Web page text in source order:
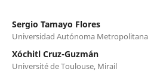
Sergio Tamayo Flores
Universidad Autónoma Metropolitana
Xóchitl Cruz-Guzmán
Université de Toulouse, Mirail